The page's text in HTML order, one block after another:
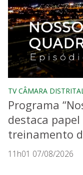
TV CÂMARA
Programa
destaca
treinamento
11h01 07/08/2026